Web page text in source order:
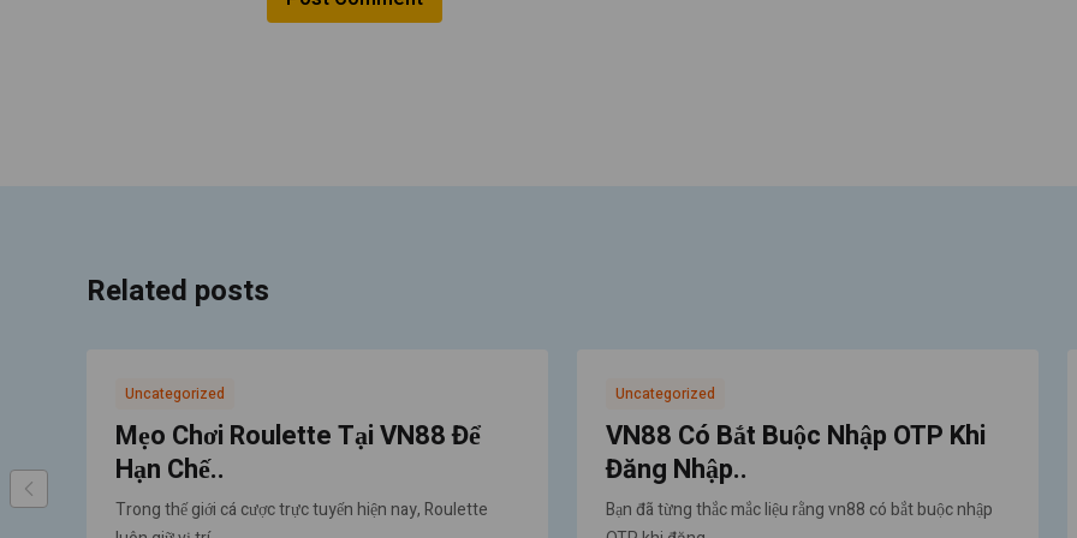
Related posts
Uncategorized
Mẹo Chơi Roulette Tại VN88 Để
Hạn Chế..
Trong thế giới cá cược trực tuyến hiện nay, Roulette
Uncategorized
VN88 Có Bắt Buộc Nhập OTP Khi
Đăng Nhập..
Bạn đã từng thắc mắc liệu rằng vn88 có bắt buộc nhập